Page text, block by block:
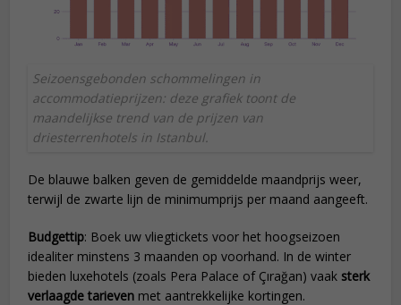
Seizoensgebonden schommelingen in
accommodatieprijzen: deze grafiek toont de
maandelijkse trend van de prijzen van
driesterrenhotels in Istanbul.
De blauwe balken geven de gemiddelde maandprijs weer,
terwijl de zwarte lijn de minimumprijs per maand aangeeft.
Budgettip: Boek uw vliegtickets voor het hoogseizoen
idealiter minstens 3 maanden op voorhand. In de winter
bieden luxehotels (zoals Pera Palace of Çırağan) vaak sterk
verlaagde tarieven met aantrekkelijke kortingen.